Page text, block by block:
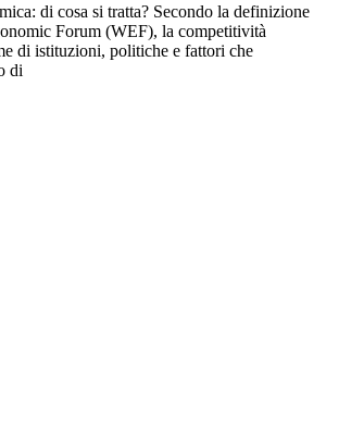
di cosa si tratta? Secondo la definizione
Forum (WEF), la competitività
di istituzioni, politiche e fattori che
di